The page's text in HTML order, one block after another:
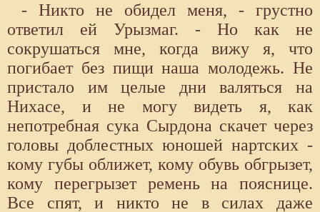
- Никто не обидел меня, - грустно
ответил ей Урызмаг. - Но как не
сокрушаться мне, когда вижу я, что
погибает без пищи наша молодежь. Не
пристало им целые дни валяться на
Нихасе, и не могу видеть я, как
непотребная сука Сырдона скачет через
головы доблестных юношей нартских -
кому губы оближет, кому обувь обгрызет,
кому перегрызет ремень на пояснице.
Все спят, и никто не в силах даже